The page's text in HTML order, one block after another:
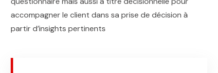
accompagner le client dans sa prise de décision à
partir d’insights pertinents